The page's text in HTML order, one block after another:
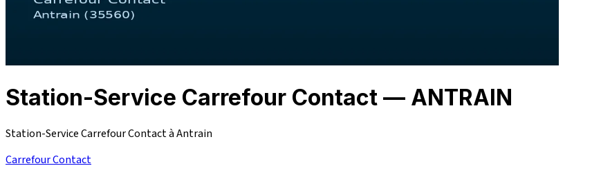
Station-Service Carrefour Contact — ANTRAIN
Station-Service Carrefour Contact à Antrain
Carrefour Contact